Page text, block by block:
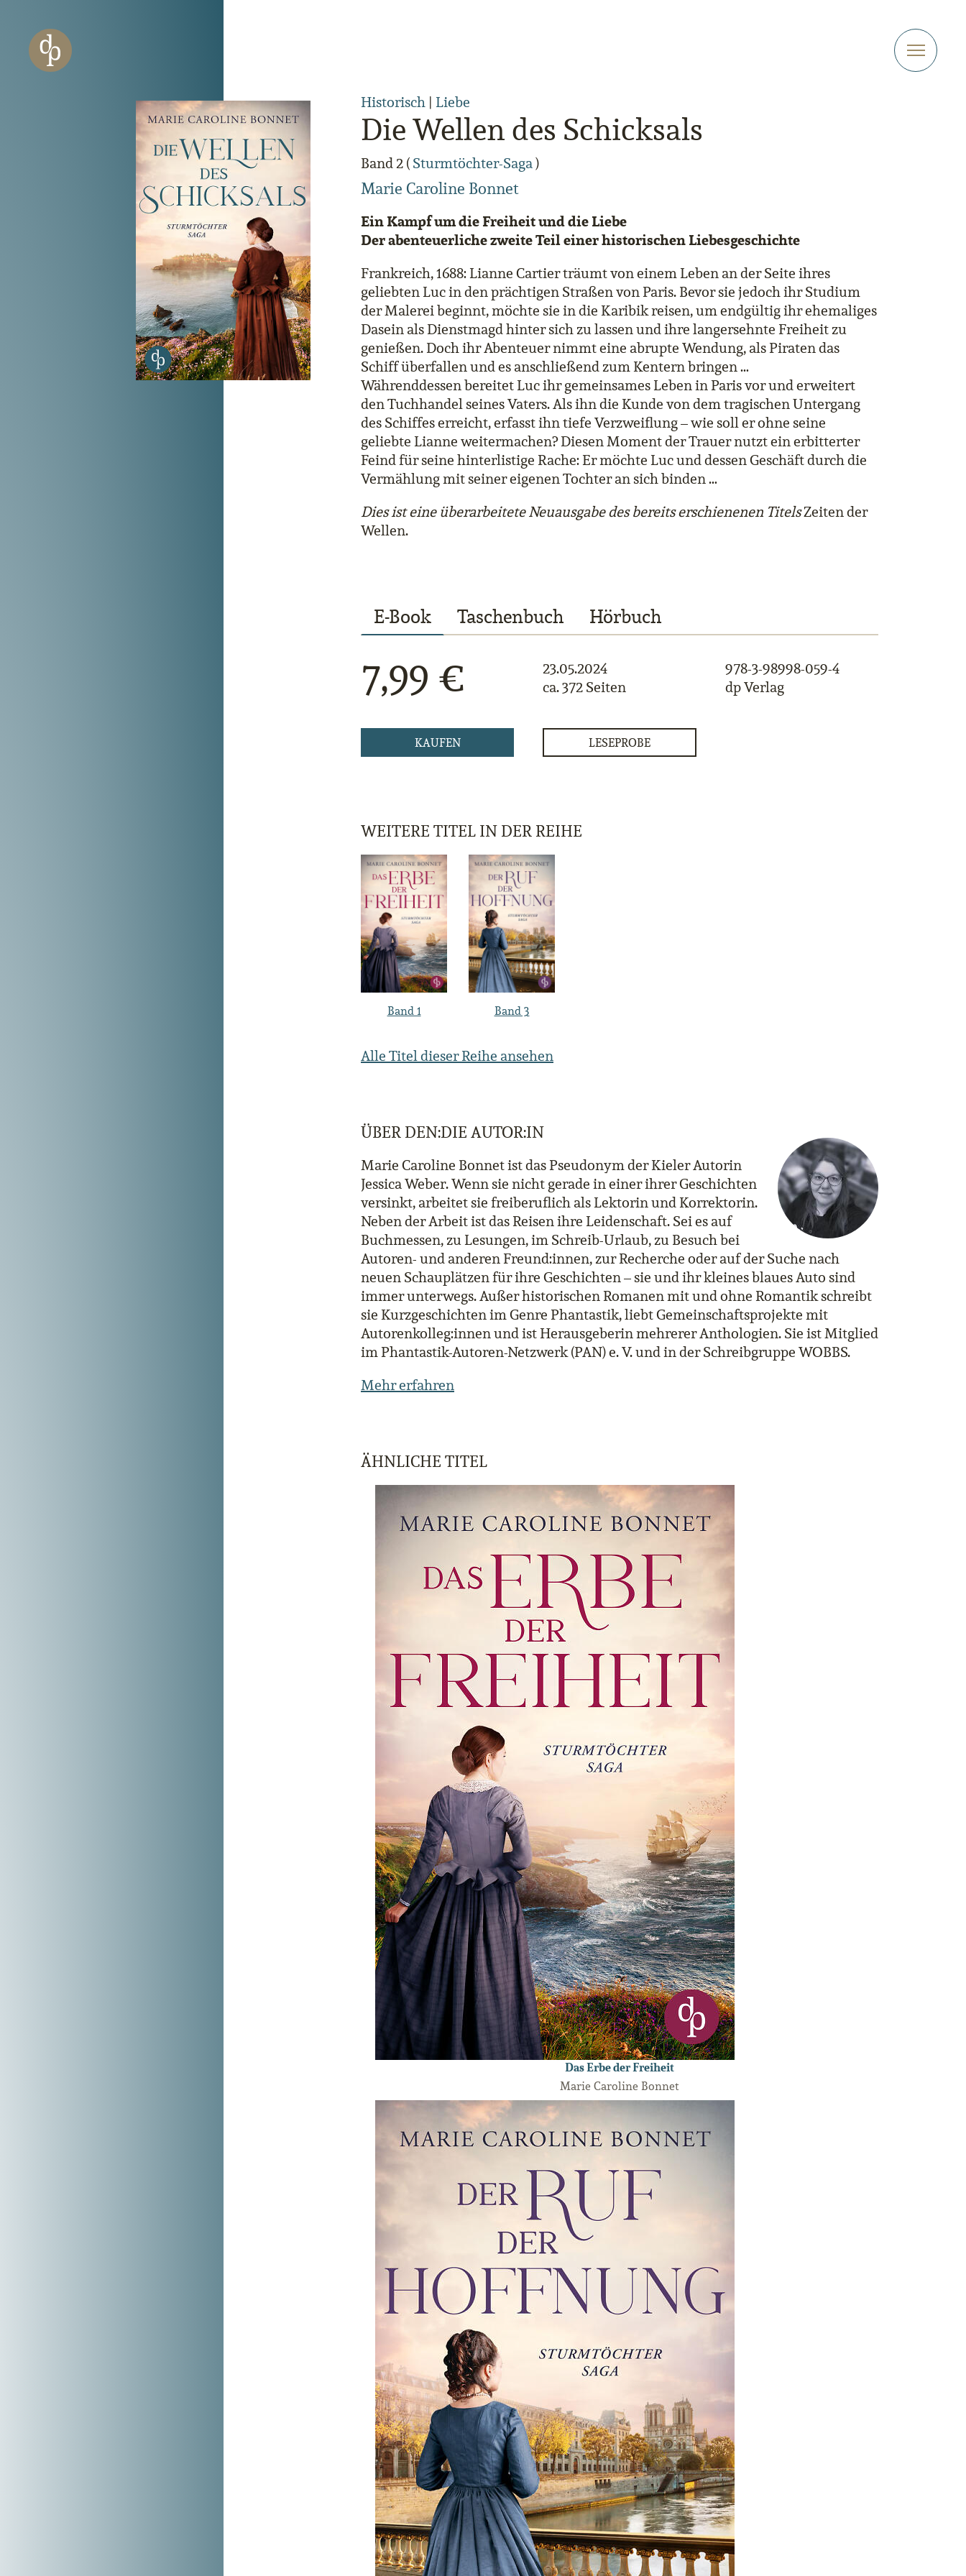
Zur Navigation springen
Zur Website-Suche springen
Die Wellen des Schicksals
Band 2 (Sturmtöchter-Saga)
Marie Caroline Bonnet
Historisch | Liebe
Ein Kampf um die Freiheit und die Liebe
Der abenteuerliche zweite Teil einer historischen Liebesgeschichte
Frankreich, 1688: Lianne Cartier träumt von einem Leben an der Seite ihres
geliebten Luc in den prächtigen Straßen von Paris. Bevor sie jedoch ihr Studium
der Malerei beginnt, möchte sie in die Karibik reisen, um endgültig ihr ehemaliges
Dasein als Dienstmagd hinter sich zu lassen und ihre langersehnte Freiheit zu
genießen. Doch ihr Abenteuer nimmt eine abrupte Wendung, als Piraten das
Schiff überfallen und es anschließend zum Kentern bringen …
Währenddessen bereitet Luc ihr gemeinsames Leben in Paris vor und erweitert
den Tuchhandel seines Vaters. Als ihn die Kunde von dem tragischen Untergang
des Schiffes erreicht, erfasst ihn tiefe Verzweiflung – wie soll er ohne seine
geliebte Lianne weitermachen? Diesen Moment der Trauer nutzt ein erbitterter
Feind für seine hinterlistige Rache: Er möchte Luc und dessen Geschäft durch die
Vermählung mit seiner eigenen Tochter an sich binden …
Dies ist eine überarbeitete Neuausgabe des bereits erschienenen TitelsZeiten der
Wellen.
E-Book Taschenbuch Hörbuch
7,99 €
23.05.2024
ca. 372 Seiten
978-3-98998-059-4
dp Verlag
KAUFEN LESEPROBE
WEITERE TITEL IN DER REIHE
Band 1 Band 3
Alle Titel dieser Reihe ansehen
ÜBER DEN:DIE AUTOR:IN
Marie Caroline Bonnet ist das Pseudonym der Kieler Autorin
Jessica Weber. Wenn sie nicht gerade in einer ihrer Geschichten
versinkt, arbeitet sie freiberuflich als Lektorin und Korrektorin.
Neben der Arbeit ist das Reisen ihre Leidenschaft. Sei es auf
Buchmessen, zu Lesungen, im Schreib-Urlaub, zu Besuch bei
Autoren- und anderen Freund:innen, zur Recherche oder auf der Suche nach
neuen Schauplätzen für ihre Geschichten – sie und ihr kleines blaues Auto sind
immer unterwegs. Außer historischen Romanen mit und ohne Romantik schreibt
sie Kurzgeschichten im Genre Phantastik, liebt Gemeinschaftsprojekte mit
Autorenkolleg:innen und ist Herausgeberin mehrerer Anthologien. Sie ist Mitglied
im Phantastik-Autoren-Netzwerk (PAN) e. V. und in der Schreibgruppe WOBBS.
Mehr erfahren
ÄHNLICHE TITEL
Das Erbe der Freiheit
Marie Caroline Bonnet